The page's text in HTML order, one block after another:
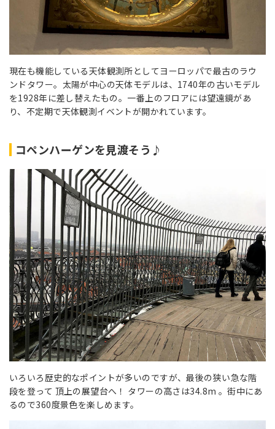
現在も機能している天体観測所としてヨーロッパで最古のラウ
ンドタワー。太陽が中心の天体モデルは、1740年の古いモデル
を1928年に差し替えたもの。一番上のフロアには望遠鏡があ
り、不定期で天体観測イベントが開かれています。
コペンハーゲンを見渡そう♪
いろいろ歴史的なポイントが多いのですが、最後の狭い急な階
段を登って 頂上の展望台へ！ タワーの高さは34.8m 。街中にあ
るので360度景色を楽しめます。